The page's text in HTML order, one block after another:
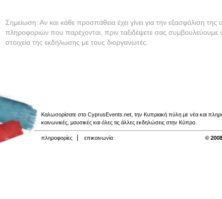
Σημείωση: Αν και κάθε προσπάθεια έχει γίνει για την εξασφάλιση της
πληροφοριών που παρέχονται, πριν ταξιδέψετε σας συμβουλεύουμε
στοιχεία της εκδήλωσης με τους διοργανωτές.
Καλωσορίσατε στο CyprusEvents.net, την Κυπριακή πύλη με νέα και
κοινωνικές, μουσικές και όλες τις άλλες εκδηλώσεις στην Κύπρο.
πληροφορίες επικοινωνία ©